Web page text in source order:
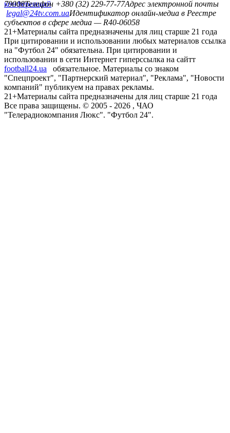
конференций
79008Телефон +380 (32) 229-77-77Адрес электронной почты
legal@24tv.com.uaИдентификатор онлайн-медиа в Реестре
субъектов в сфере медиа — R40-06058
21+Материалы сайта предназначены для лиц старше 21 года
При цитировании и использовании любых материалов ссылка
на "Футбол 24" обязательна. При цитировании и
использовании в сети Интернет гиперссылка на сайтт
football24.ua
обязательное. Материалы со знаком
"Спецпроект", "Партнерский материал", "Реклама", "Новости
компаний" публикуем на правах рекламы.
21+Материалы сайта предназначены для лиц старше 21 года
Все права защищены. © 2005 - 2026 , ЧАО
"Телерадиокомпания Люкс". "Футбол 24".